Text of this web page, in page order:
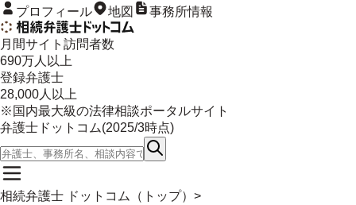
プロフィール 地図 事務所情報
月間サイト訪問者数
690万人以上
登録弁護士
28,000人以上
※国内最大級の法律相談ポータルサイト
弁護士ドットコム(2025/3時点)
相続弁護士 ドットコム（トップ） >